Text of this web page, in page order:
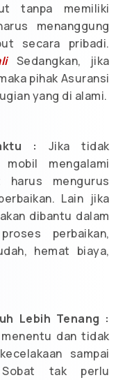
tanpa memiliki
menanggung
secara pribadi.
Sedangkan, jika
pihak Asuransi
yang di alami.
: Jika tidak
mengalami
harus mengurus
Lain jika
dibantu dalam
perbaikan,
hemat biaya,
Lebih Tenang :
dan tidak
sampai
Sobat tak perlu